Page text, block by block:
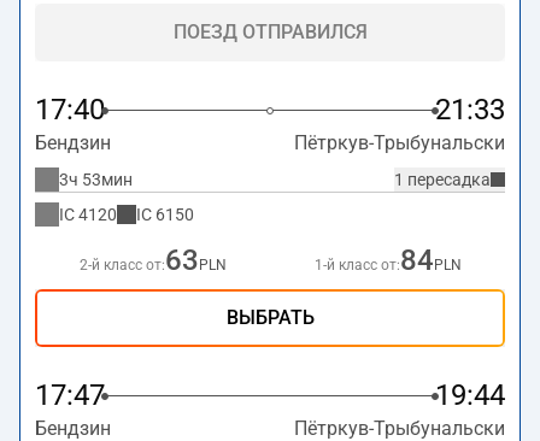
ПОЕЗД ОТПРАВИЛСЯ
17:40 21:33
Бендзин Пётркув-Трыбунальски
1 пересадка
3ч 53мин
IC4120 IC 6150
2-й класс от:63 PLN 1-й класс от:84 PLN
ВЫБРАТЬ
17:47 19:44
Бендзин Пётркув-Трыбунальски